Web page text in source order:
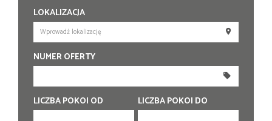
200 000 zł
250 000 zł
300 000 zł
400 000 zł
200 000 zł
250 000 zł
400 000 zł
LOKALIZACJA
NUMER OFERTY
LICZBA POKOI OD LICZBA POKOI DO